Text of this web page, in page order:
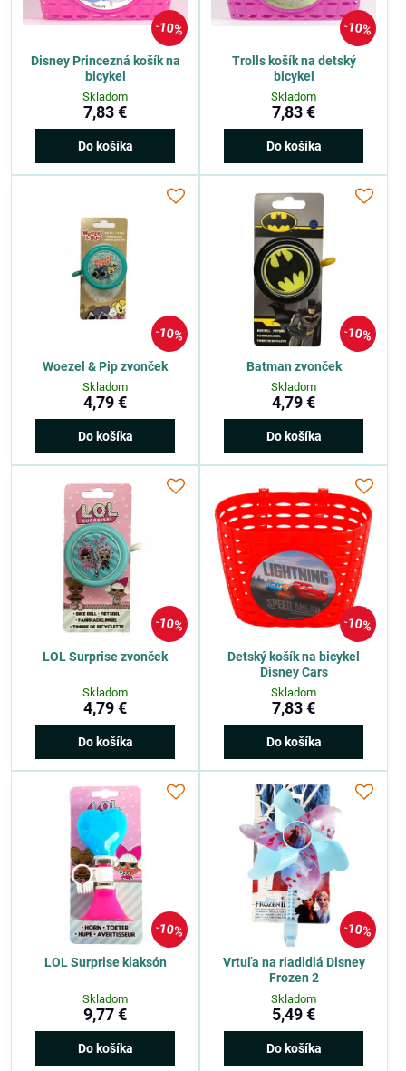
10%
Disney Princezná košík na
bicykel
Skladom
7,83 €
Do košíka
10%
Trolls košík na detský
bicykel
Skladom
7,83 €
Do košíka
10%
Woezel & Pip zvonček
Skladom
4,79 €
Do košíka
10%
Batman zvonček
Skladom
4,79 €
Do košíka
10%
LOL Surprise zvonček
Skladom
4,79 €
Do košíka
10%
Detský košík na bicykel
Disney Cars
Skladom
7,83 €
Do košíka
10%
LOL Surprise klaksón
Skladom
9,77 €
Do košíka
10%
Vrtuľa na riadidlá Disney
Frozen 2
Skladom
5,49 €
Do košíka